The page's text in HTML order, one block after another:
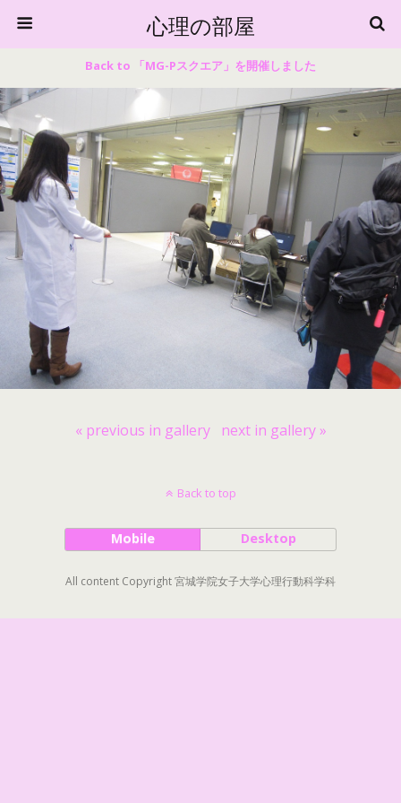
心理の部屋
Back to 「MG-Pスクエア」を開催しました
« previous in gallery next in gallery »
Back to top
Mobile Desktop
All content Copyright 宮城学院女子大学心理行動科学科